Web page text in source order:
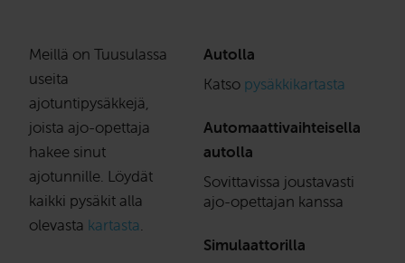
Meillä on Tuusulassa
useita
ajotuntipysäkkejä,
joista ajo-opettaja
hakee sinut
ajotunnille. Löydät
kaikki pysäkit alla
olevasta kartasta.
Autolla
Katso pysäkkikartasta
Automaattivaihteisella
autolla
Sovittavissa joustavasti
ajo-opettajan kanssa
Simulaattorilla